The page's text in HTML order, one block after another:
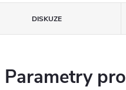
DISKUZE
Parametry